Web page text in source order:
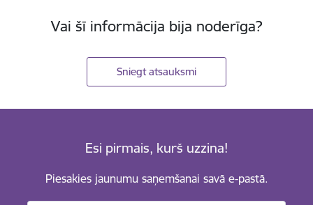
Vai šī informācija bija noderīga?
Sniegt atsauksmi
Esi pirmais, kurš uzzina!
Piesakies jaunumu saņemšanai savā e-pastā.